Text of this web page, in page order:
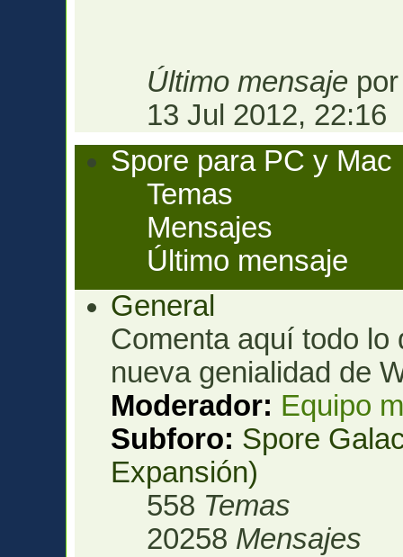
Último mensaje
13 Jul 2012, 22:16
Spore para PC y Mac
Temas
Mensajes
Último mensaje
General
Comenta aquí todo lo
nueva genialidad de
Moderador: Equipo
Subforo: Spore
Expansión)
558 Temas
20258 Mensajes